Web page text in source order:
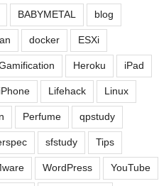
BABYMETAL blog
docker ESXi
Heroku iPad
Lifehack Linux
Perfume qpstudy
sfstudy Tips
WordPress YouTube